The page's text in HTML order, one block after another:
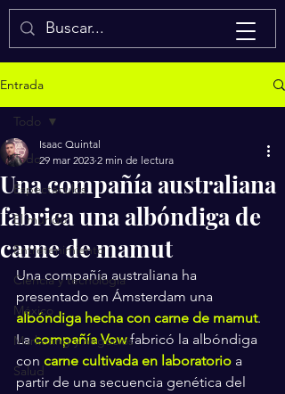
Isaac Quintal
Entrada
Todo
Espectáculos
El mundo
Entretenimiento
Ciencia y tecnología
México
Marketing y negocios
Salud
Todo
Una compañía australiana
fabrica una albóndiga de
carne de mamut
Isaac Quintal
29 mar 2023 2 min de lectura
Una compañía australiana ha
presentado en Ámsterdam una
albóndiga hecha con carne de mamut.
La compañía Vow fabricó la albóndiga
con carne cultivada en laboratorio a
partir de una secuencia genética del